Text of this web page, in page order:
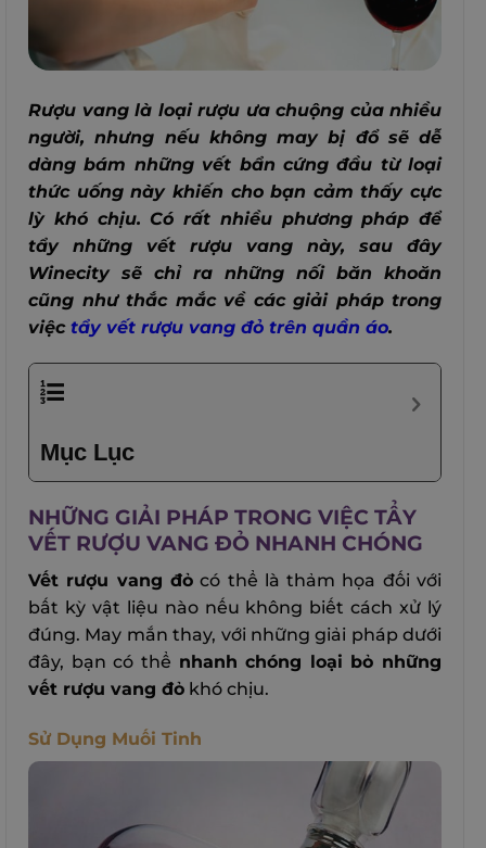
Rượu vang là loại rượu ưa chuộng của nhiều
người, nhưng nếu không may bị đổ sẽ dễ
dàng bám những vết bẩn cứng đầu từ loại
thức uống này khiến cho bạn cảm thấy cực
lỳ khó chịu. Có rất nhiều phương pháp để
tẩy những vết rượu vang này, sau đây
Winecity sẽ chỉ ra những nối băn khoăn
cũng như thắc mắc về các giải pháp trong
việc tẩy vết rượu vang đỏ trên quần áo.
Mục Lục
NHỮNG GIẢI PHÁP TRONG VIỆC TẨY
VẾT RƯỢU VANG ĐỎ NHANH CHÓNG
Vết rượu vang đỏcó thể là thảm họa đối với
bất kỳ vật liệu nào nếu không biết cách xử lý
đúng. May mắn thay, với những giải pháp dưới
đây, bạn có thể nhanh chóng loại bỏ những
vết rượu vang đỏ khó chịu.
Sử Dụng Muối Tinh